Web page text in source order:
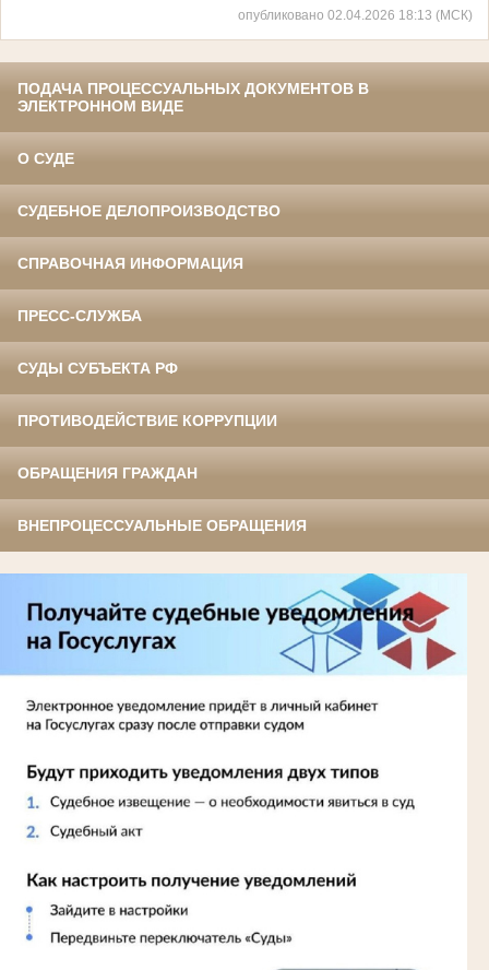
опубликовано 02.04.2026 18:13 (МСК)
ПОДАЧА ПРОЦЕССУАЛЬНЫХ ДОКУМЕНТОВ В
ЭЛЕКТРОННОМ ВИДЕ
О СУДЕ
СУДЕБНОЕ ДЕЛОПРОИЗВОДСТВО
СПРАВОЧНАЯ ИНФОРМАЦИЯ
ПРЕСС-СЛУЖБА
СУДЫ СУБЪЕКТА РФ
ПРОТИВОДЕЙСТВИЕ КОРРУПЦИИ
ОБРАЩЕНИЯ ГРАЖДАН
ВНЕПРОЦЕССУАЛЬНЫЕ ОБРАЩЕНИЯ